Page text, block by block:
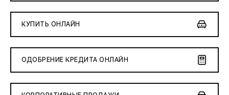
КУПИТЬ ОНЛАЙН
ОДОБРЕНИЕ КРЕДИТА ОНЛАЙН